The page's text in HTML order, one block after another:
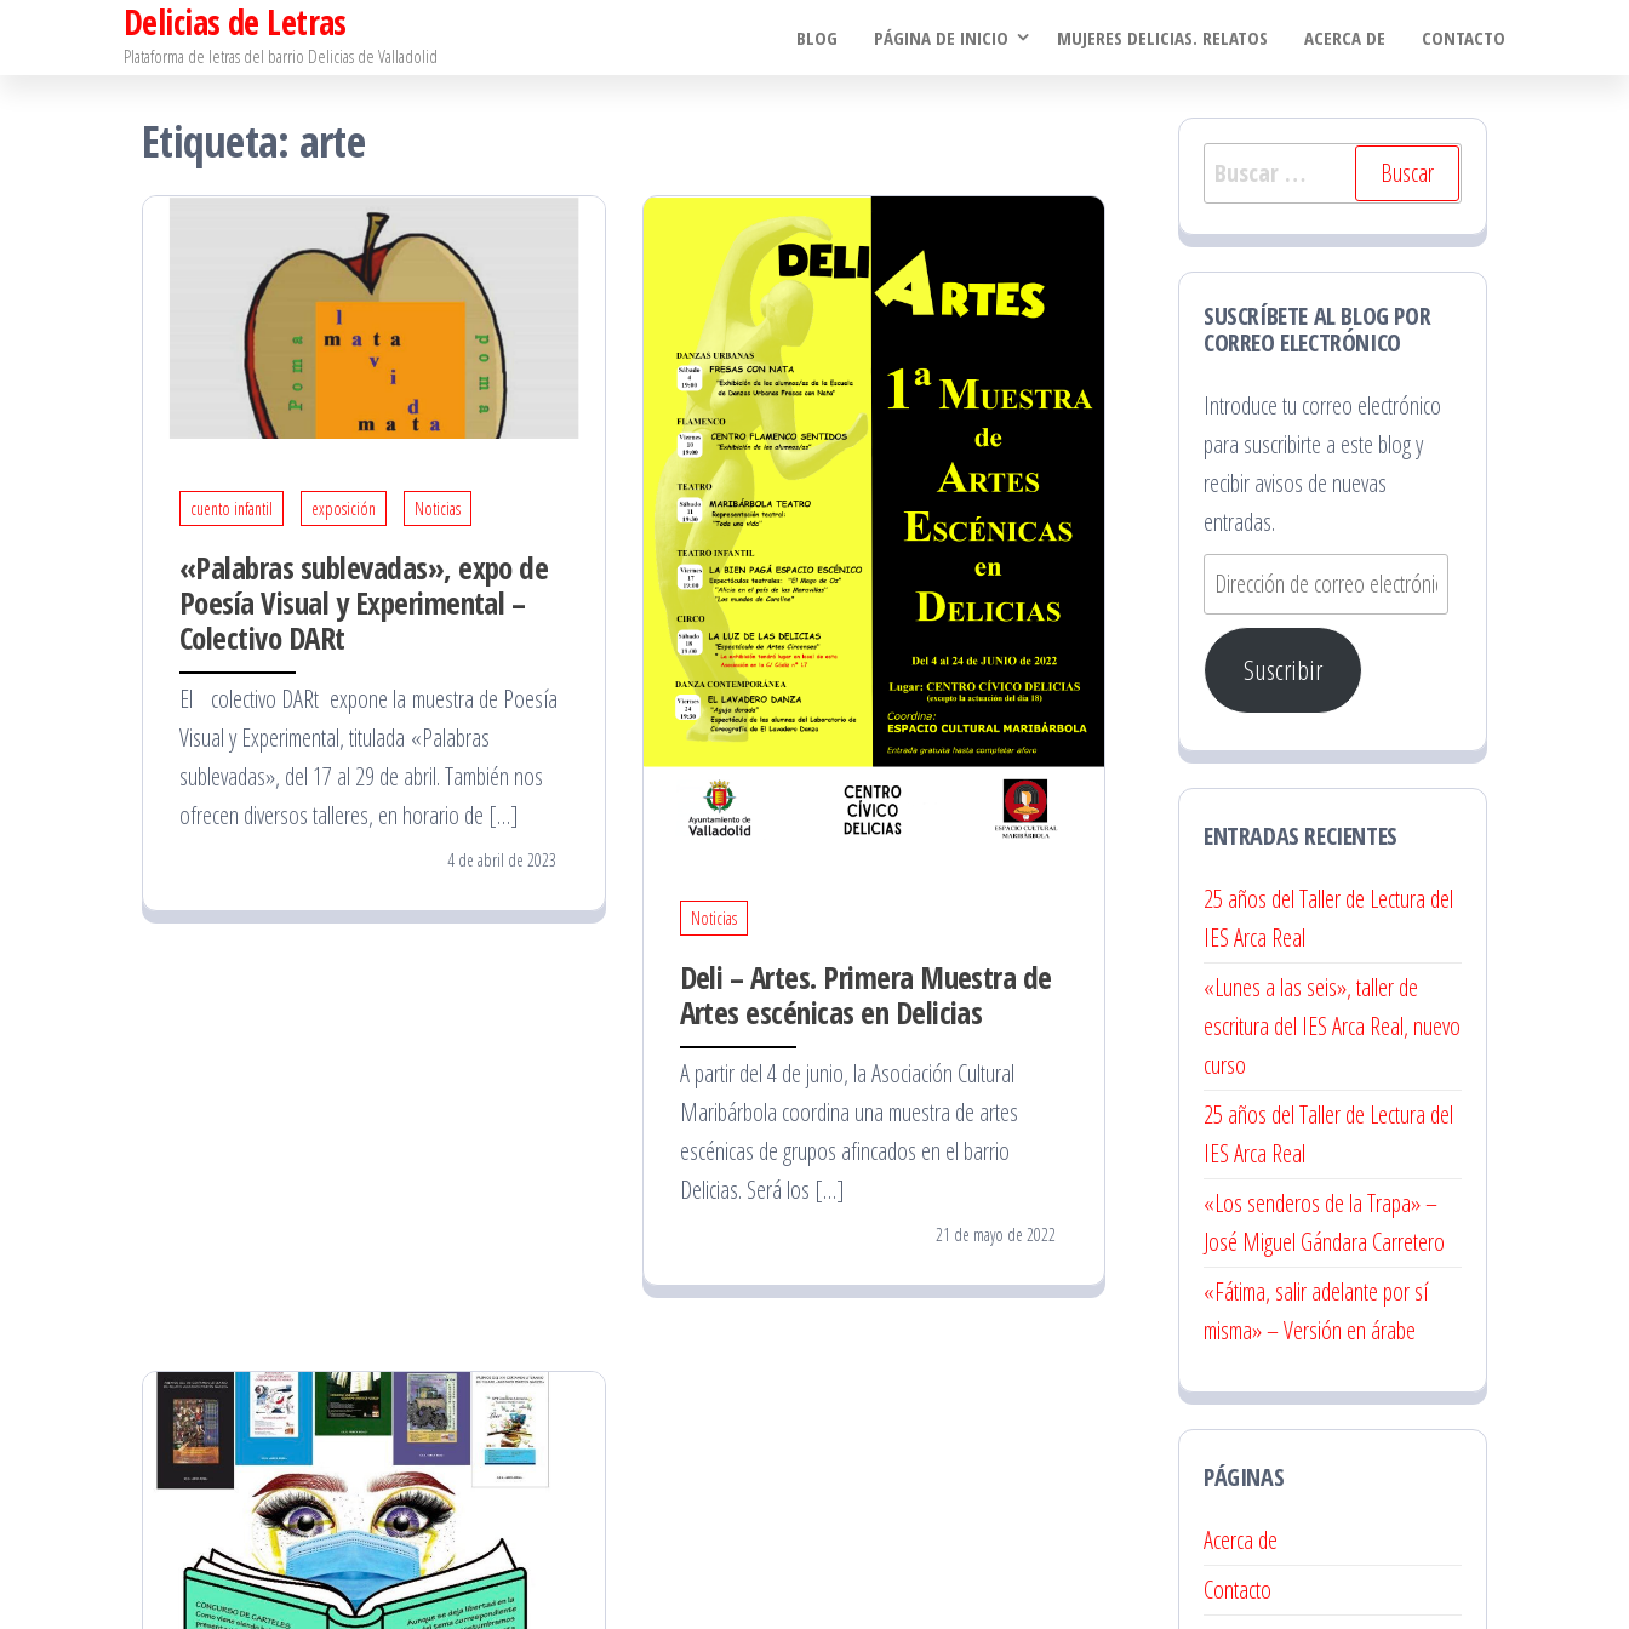
Delicias de Letras
Plataforma de letras del barrio Delicias de Valladolid
BLOG PÁGINA DE INICIO MUJERES DELICIAS. RELATOS ACERCA DE CONTACTO
Etiqueta: arte
cuento infantil exposición Noticias
«Palabras sublevadas», expo de
Poesía Visual y Experimental –
Colectivo DARt
El colectivo DARt expone la muestra de Poesía
Visual y Experimental, titulada «Palabras
sublevadas», del 17 al 29 de abril. También nos
ofrecen diversos talleres, en horario de […]
4 de abril de 2023
Noticias
Deli – Artes. Primera Muestra de
Artes escénicas en Delicias
A partir del 4 de junio, la Asociación Cultural
Maribárbola coordina una muestra de artes
escénicas de grupos afincados en el barrio
Delicias. Será los […]
21 de mayo de 2022
Buscar:
SUSCRÍBETE AL BLOG POR
CORREO ELECTRÓNICO
Introduce tu correo electrónico
para suscribirte a este blog y
recibir avisos de nuevas
entradas.
Dirección
de
correo
electrónico
Suscribir
ENTRADAS RECIENTES
25 años del Taller de Lectura del
IES Arca Real
«Lunes a las seis», taller de
escritura del IES Arca Real, nuevo
curso
25 años del Taller de Lectura del
IES Arca Real
«Los senderos de la Trapa» –
José Miguel Gándara Carretero
«Fátima, salir adelante por sí
misma» – Versión en árabe
PÁGINAS
Acerca de
Contacto